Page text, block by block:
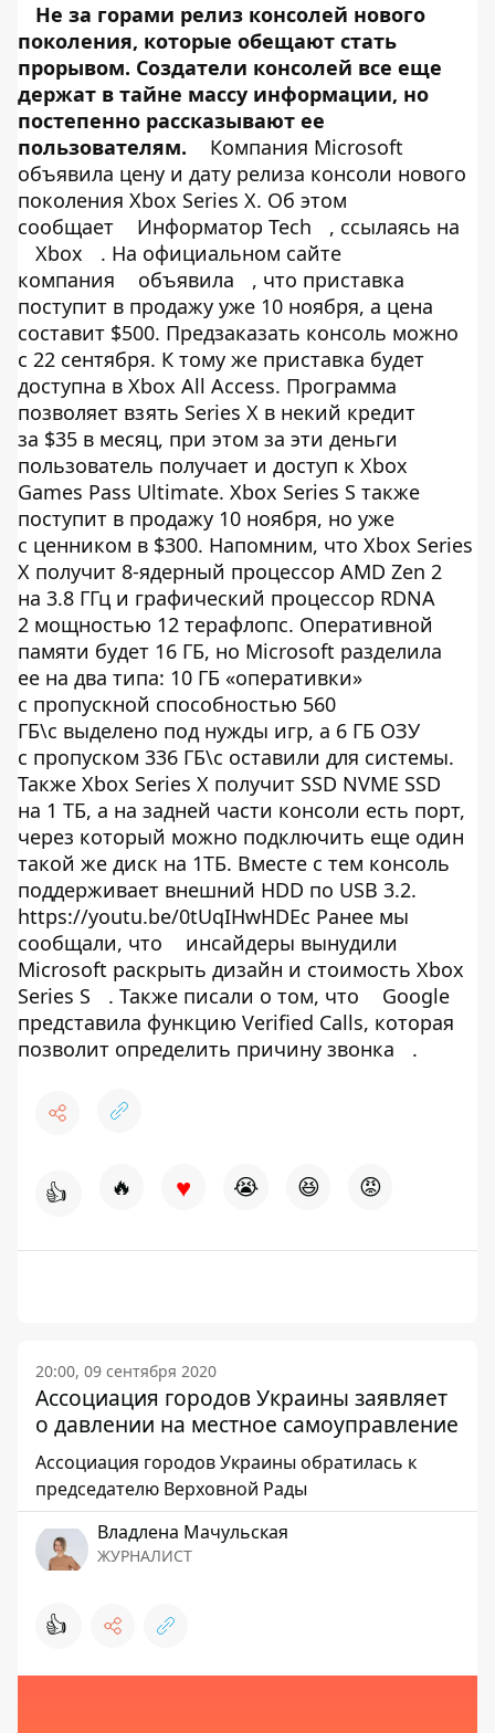
Не за горами релиз консолей нового
поколения, которые обещают стать
прорывом. Создатели консолей все еще
держат в тайне массу информации, но
постепенно рассказывают ее
пользователям.
Компания Microsoft
объявила цену и дату релиза консоли нового
поколения Xbox Series X. Об этом
сообщает
Информатор Tech
, ссылаясь на
Xbox
. На официальном сайте
компания
объявила
, что приставка
поступит в продажу уже 10 ноября, а цена
составит $500. Предзаказать консоль можно
с 22 сентября. К тому же приставка будет
доступна в Xbox All Access. Программа
позволяет взять Series X в некий кредит
за $35 в месяц, при этом за эти деньги
пользователь получает и доступ к Xbox
Games Pass Ultimate. Xbox Series S также
поступит в продажу 10 ноября, но уже
с ценником в $300. Напомним, что Xbox Series
X получит 8-ядерный процессор AMD Zen 2
на 3.8 ГГц и графический процессор RDNA
2 мощностью 12 терафлопс. Оперативной
памяти будет 16 ГБ, но Microsoft разделила
ее на два типа: 10 ГБ «оперативки»
с пропускной способностью 560
ГБ\с выделено под нужды игр, а 6 ГБ ОЗУ
с пропуском 336 ГБ\с оставили для системы.
Также Xbox Series X получит SSD NVME SSD
на 1 ТБ, а на задней части консоли есть порт,
через который можно подключить еще один
такой же диск на 1ТБ. Вместе с тем консоль
поддерживает внешний HDD по USB 3.2.
https://youtu.be/0tUqIHwHDEc Ранее мы
сообщали, что
инсайдеры вынудили
Microsoft раскрыть дизайн и стоимость Xbox
Series S
. Также писали о том, что
Google
представила функцию Verified Calls, которая
позволит определить причину звонка
.
👍 🔥 ♥ 😭 😆 😡
20:00, 09 сентября 2020
Ассоциация городов Украины заявляет
о давлении на местное самоуправление
Ассоциация городов Украины обратилась к
председателю Верховной Рады
Владлена Мачульская
ЖУРНАЛИСТ
👍